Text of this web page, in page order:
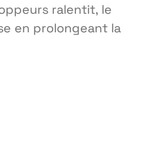
ralentit, le
en prolongeant la